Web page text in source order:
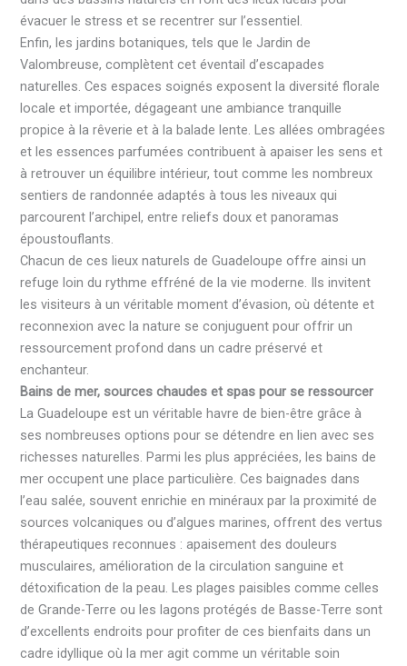
évacuer le stress et se recentrer sur l’essentiel.
Enfin, les jardins botaniques, tels que le Jardin de
Valombreuse, complètent cet éventail d’escapades
naturelles. Ces espaces soignés exposent la diversité florale
locale et importée, dégageant une ambiance tranquille
propice à la rêverie et à la balade lente. Les allées ombragées
et les essences parfumées contribuent à apaiser les sens et
à retrouver un équilibre intérieur, tout comme les nombreux
sentiers de randonnée adaptés à tous les niveaux qui
parcourent l’archipel, entre reliefs doux et panoramas
époustouflants.
Chacun de ces lieux naturels de Guadeloupe offre ainsi un
refuge loin du rythme effréné de la vie moderne. Ils invitent
les visiteurs à un véritable moment d’évasion, où détente et
reconnexion avec la nature se conjuguent pour offrir un
ressourcement profond dans un cadre préservé et
enchanteur.
Bains de mer, sources chaudes et spas pour se ressourcer
La Guadeloupe est un véritable havre de bien-être grâce à
ses nombreuses options pour se détendre en lien avec ses
richesses naturelles. Parmi les plus appréciées, les bains de
mer occupent une place particulière. Ces baignades dans
l’eau salée, souvent enrichie en minéraux par la proximité de
sources volcaniques ou d’algues marines, offrent des vertus
thérapeutiques reconnues : apaisement des douleurs
musculaires, amélioration de la circulation sanguine et
détoxification de la peau. Les plages paisibles comme celles
de Grande-Terre ou les lagons protégés de Basse-Terre sont
d’excellents endroits pour profiter de ces bienfaits dans un
cadre idyllique où la mer agit comme un véritable soin